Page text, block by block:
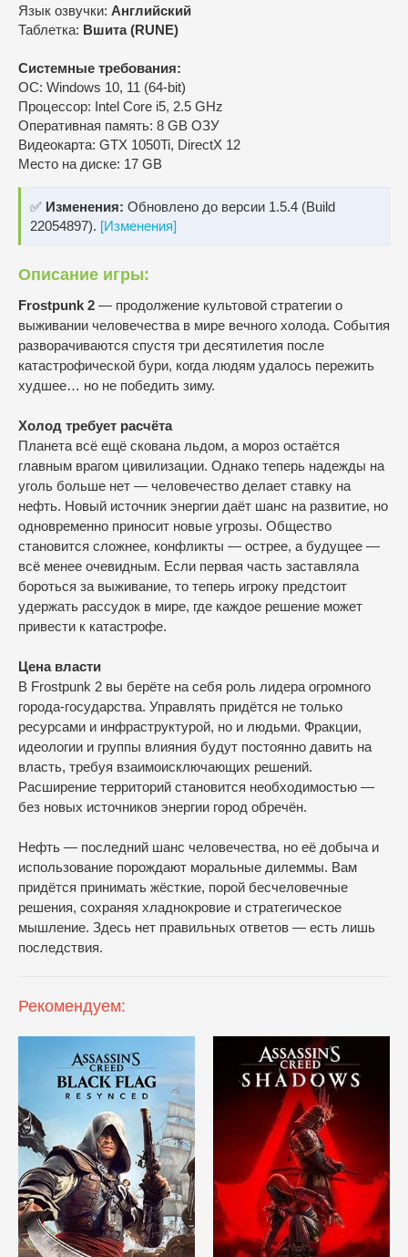
Язык озвучки: Английский
Таблетка: Вшита (RUNE)
Системные требования:
ОС: Windows 10, 11 (64-bit)
Процессор: Intel Core i5, 2.5 GHz
Оперативная память: 8 GB ОЗУ
Видеокарта: GTX 1050Ti, DirectX 12
Место на диске: 17 GB
✅ Изменения: Обновлено до версии 1.5.4 (Build
22054897). [Изменения]
Описание игры:
Frostpunk 2 — продолжение культовой стратегии о
выживании человечества в мире вечного холода. События
разворачиваются спустя три десятилетия после
катастрофической бури, когда людям удалось пережить
худшее… но не победить зиму.
Холод требует расчёта
Планета всё ещё скована льдом, а мороз остаётся
главным врагом цивилизации. Однако теперь надежды на
уголь больше нет — человечество делает ставку на
нефть. Новый источник энергии даёт шанс на развитие, но
одновременно приносит новые угрозы. Общество
становится сложнее, конфликты — острее, а будущее —
всё менее очевидным. Если первая часть заставляла
бороться за выживание, то теперь игроку предстоит
удержать рассудок в мире, где каждое решение может
привести к катастрофе.
Цена власти
В Frostpunk 2 вы берёте на себя роль лидера огромного
города-государства. Управлять придётся не только
ресурсами и инфраструктурой, но и людьми. Фракции,
идеологии и группы влияния будут постоянно давить на
власть, требуя взаимоисключающих решений.
Расширение территорий становится необходимостью —
без новых источников энергии город обречён.
Нефть — последний шанс человечества, но её добыча и
использование порождают моральные дилеммы. Вам
придётся принимать жёсткие, порой бесчеловечные
решения, сохраняя хладнокровие и стратегическое
мышление. Здесь нет правильных ответов — есть лишь
последствия.
Рекомендуем: